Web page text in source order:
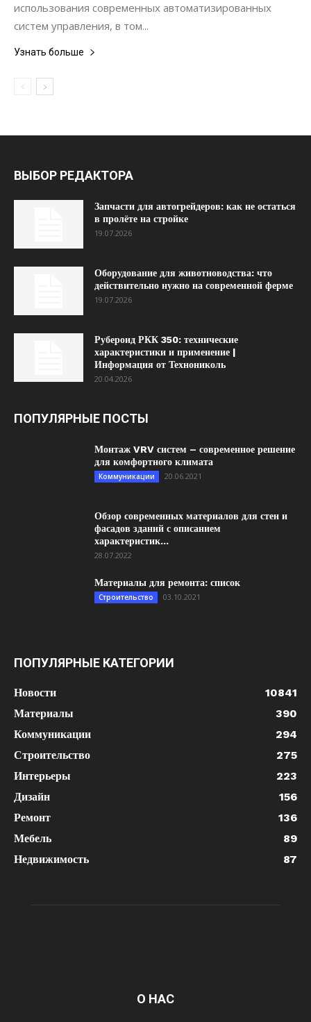
использования современных автоматизированных
систем управления, в том...
Узнать больше
ВЫБОР РЕДАКТОРА
Запчасти для автогрейдеров: как не остаться
в пролёте на стройке
19.07.2026
Оборудование для животноводства: что
действительно нужно на современной ферме
19.07.2026
Рубероид РКК 350: технические
характеристики и применение |
Информация от Технониколь
20.04.2026
ПОПУЛЯРНЫЕ ПОСТЫ
Монтаж VRV систем – современное решение
для комфортного климата
Коммуникации 20.06.2021
Обзор современных материалов для стен и
фасадов зданий с описанием
характеристик...
28.07.2022
Материалы для ремонта: список
Строительство 03.10.2021
ПОПУЛЯРНЫЕ КАТЕГОРИИ
Новости
10841
Материалы
390
Коммуникации
294
Строительство
275
Интерьеры
223
Дизайн
156
Ремонт
136
Мебель
89
Недвижимость
87
О НАС